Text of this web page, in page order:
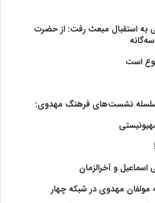
به استقبال مبعث رفت: از حضرت
است
سلسله نشست‌های فرهنگ مهدوی:‌
و آخرالزمان
مولفان مهدوی در شبکه چهار